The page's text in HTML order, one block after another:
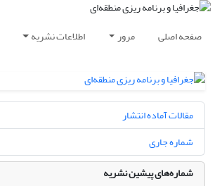
صفحه اصلی مرور اطلاعات نشریه
مقالات آماده انتشار
شماره جاری
شماره‌های پیشین نشریه